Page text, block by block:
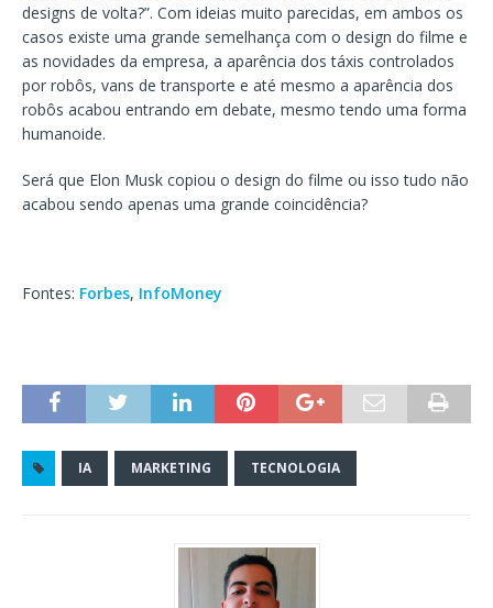
designs de volta?”. Com ideias muito parecidas, em ambos os
casos existe uma grande semelhança com o design do filme e
as novidades da empresa, a aparência dos táxis controlados
por robôs, vans de transporte e até mesmo a aparência dos
robôs acabou entrando em debate, mesmo tendo uma forma
humanoide.
Será que Elon Musk copiou o design do filme ou isso tudo não
acabou sendo apenas uma grande coincidência?
Fontes: Forbes, InfoMoney
IA MARKETING TECNOLOGIA